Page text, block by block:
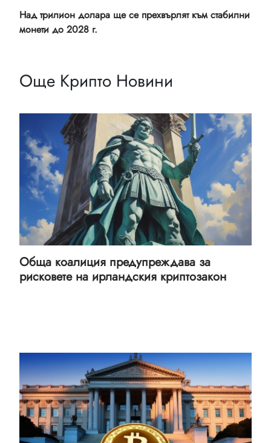
Над трилион долара ще се прехвърлят към стабилни
монети до 2028 г.
Още Крипто Новини
Обща коалиция предупреждава за
рисковете на ирландския криптозакон